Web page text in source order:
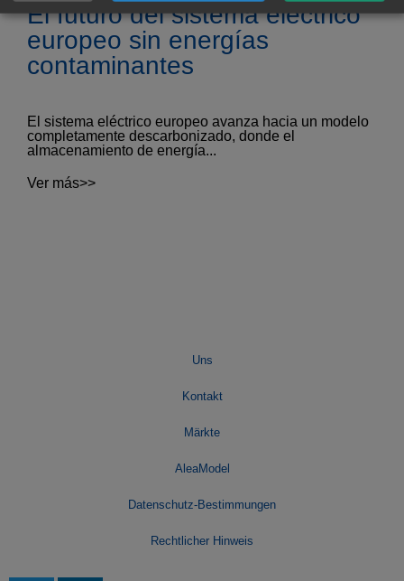
El futuro del sistema eléctrico
europeo sin energías
contaminantes
El sistema eléctrico europeo avanza hacia un modelo
completamente descarbonizado, donde el
almacenamiento de energía...
Ver más>>
Uns
Kontakt
Märkte
AleaModel
Datenschutz-Bestimmungen
Rechtlicher Hinweis